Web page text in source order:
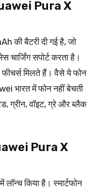
Pura X
की बैटरी दी गई है, जो
चार्जिंग सपोर्ट करता है।
मिलते हैं। वैसे ये फोन
भारत में फोन नहीं बेचती
ग्रीन, वॉइट, ग्रे और ब्लैक
Pura X
किया है। स्मार्टफोन